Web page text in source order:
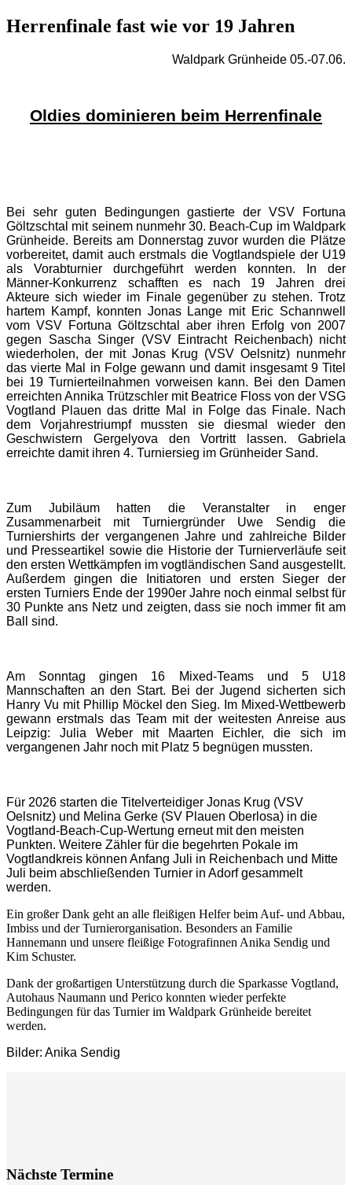
Herrenfinale fast wie vor 19 Jahren
Waldpark Grünheide 05.-07.06.
Oldies dominieren beim Herrenfinale
Bei sehr guten Bedingungen gastierte der VSV Fortuna
Göltzschtal mit seinem nunmehr 30. Beach-Cup im Waldpark
Grünheide. Bereits am Donnerstag zuvor wurden die Plätze
vorbereitet, damit auch erstmals die Vogtlandspiele der U19
als Vorabturnier durchgeführt werden konnten. In der
Männer-Konkurrenz schafften es nach 19 Jahren drei
Akteure sich wieder im Finale gegenüber zu stehen. Trotz
hartem Kampf, konnten Jonas Lange mit Eric Schannwell
vom VSV Fortuna Göltzschtal aber ihren Erfolg von 2007
gegen Sascha Singer (VSV Eintracht Reichenbach) nicht
wiederholen, der mit Jonas Krug (VSV Oelsnitz) nunmehr
das vierte Mal in Folge gewann und damit insgesamt 9 Titel
bei 19 Turnierteilnahmen vorweisen kann. Bei den Damen
erreichten Annika Trützschler mit Beatrice Floss von der VSG
Vogtland Plauen das dritte Mal in Folge das Finale. Nach
dem Vorjahrestriumpf mussten sie diesmal wieder den
Geschwistern Gergelyova den Vortritt lassen. Gabriela
erreichte damit ihren 4. Turniersieg im Grünheider Sand.
Zum Jubiläum hatten die Veranstalter in enger
Zusammenarbeit mit Turniergründer Uwe Sendig die
Turniershirts der vergangenen Jahre und zahlreiche Bilder
und Presseartikel sowie die Historie der Turnierverläufe seit
den ersten Wettkämpfen im vogtländischen Sand ausgestellt.
Außerdem gingen die Initiatoren und ersten Sieger der
ersten Turniers Ende der 1990er Jahre noch einmal selbst für
30 Punkte ans Netz und zeigten, dass sie noch immer fit am
Ball sind.
Am Sonntag gingen 16 Mixed-Teams und 5 U18
Mannschaften an den Start. Bei der Jugend sicherten sich
Hanry Vu mit Phillip Möckel den Sieg. Im Mixed-Wettbewerb
gewann erstmals das Team mit der weitesten Anreise aus
Leipzig: Julia Weber mit Maarten Eichler, die sich im
vergangenen Jahr noch mit Platz 5 begnügen mussten.
Für 2026 starten die Titelverteidiger Jonas Krug (VSV
Oelsnitz) und Melina Gerke (SV Plauen Oberlosa) in die
Vogtland-Beach-Cup-Wertung erneut mit den meisten
Punkten. Weitere Zähler für die begehrten Pokale im
Vogtlandkreis können Anfang Juli in Reichenbach und Mitte
Juli beim abschließenden Turnier in Adorf gesammelt
werden.
Ein großer Dank geht an alle fleißigen Helfer beim Auf- und Abbau,
Imbiss und der Turnierorganisation. Besonders an Familie
Hannemann und unsere fleißige Fotografinnen Anika Sendig und
Kim Schuster.
Dank der großartigen Unterstützung durch die Sparkasse Vogtland,
Autohaus Naumann und Perico konnten wieder perfekte
Bedingungen für das Turnier im Waldpark Grünheide bereitet
werden.
Bilder: Anika Sendig
Nächste Termine